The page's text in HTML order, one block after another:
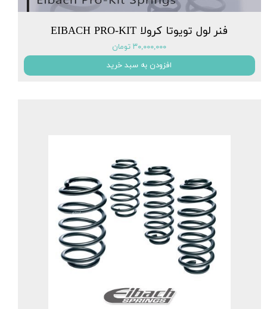
فنر لول تویوتا کرولا EIBACH PRO-KIT
۳۰,۰۰۰,۰۰۰ تومان
افزودن به سبد خرید